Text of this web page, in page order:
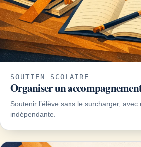
SOUTIEN SCOLAIRE
Organiser un
Soutenir l’élève sans le surcharger,
indépendante.